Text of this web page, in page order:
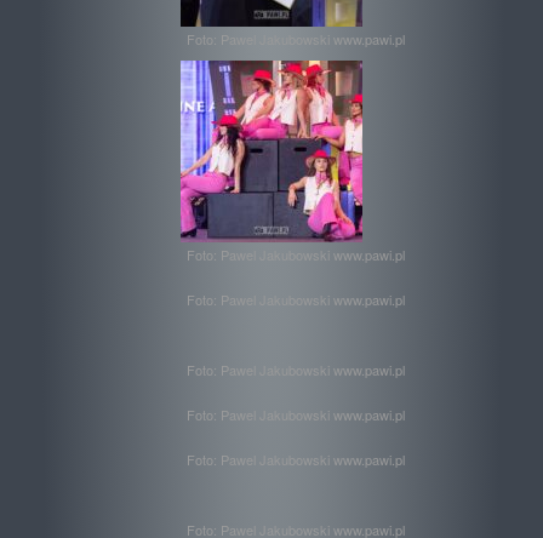
Foto: Pawel Jakubowski www.pawi.pl
Foto: Pawel Jakubowski www.pawi.pl
Foto: Pawel Jakubowski www.pawi.pl
Foto: Pawel Jakubowski www.pawi.pl
Foto: Pawel Jakubowski www.pawi.pl
Foto: Pawel Jakubowski www.pawi.pl
Foto: Pawel Jakubowski www.pawi.pl